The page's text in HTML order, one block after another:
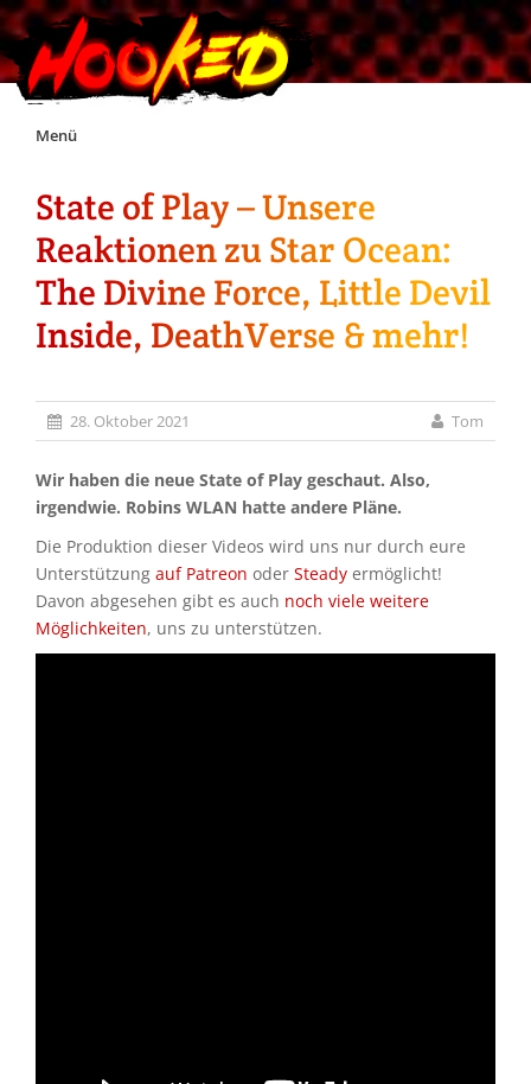
Skip
Menü
Unterstützt Hooked!
Exklusiv für Supporter*innen
Impressum
Jobs
Discord
State of Play – Unsere
Reaktionen zu Star Ocean:
The Divine Force, Little Devil
Inside, DeathVerse & mehr!
28. Oktober 2021 Tom
Wir haben die neue State of Play geschaut. Also,
irgendwie. Robins WLAN hatte andere Pläne.
Die Produktion dieser Videos wird uns nur durch eure
Unterstützung auf Patreon oder Steady ermöglicht!
Davon abgesehen gibt es auch noch viele weitere
Möglichkeiten, uns zu unterstützen.